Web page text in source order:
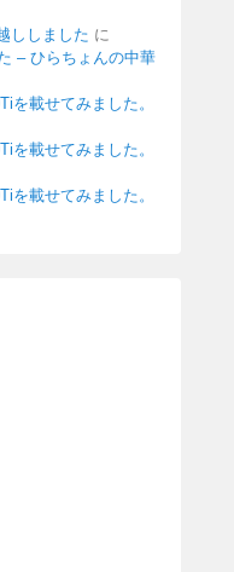
ししました に
– ひらちょんの中華
を載せてみました。
を載せてみました。
を載せてみました。